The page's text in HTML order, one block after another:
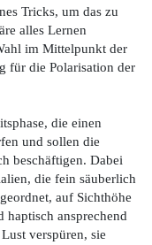
Tricks, um das zu
alles Lernen
im Mittelpunkt der
für die Polarisation der
die einen
und sollen die
beschäftigen. Dabei
die fein säuberlich
auf Sichthöhe
haptisch ansprechend
verspüren, sie